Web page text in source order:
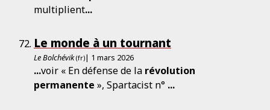
multiplient...
Le monde à un tournant
Le Bolchévik (fr)| 1 mars 2026
...voir « En défense de la révolution
permanente », Spartacist n° ...